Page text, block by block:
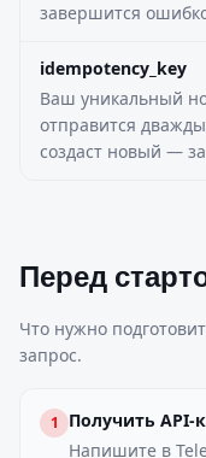
завершится
idempotency_key
Ваш уникальный
отправится
создаст новый —
Перед
Что нужно
запрос.
1
Получить API-
Напишите в